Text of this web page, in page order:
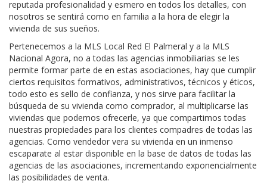
reputada profesionalidad y esmero en todos los detalles, con
nosotros se sentirá como en familia a la hora de elegir la
vivienda de sus sueños.
Pertenecemos a la MLS Local Red El Palmeral y a la MLS
Nacional Agora, no a todas las agencias inmobiliarias se les
permite formar parte de en estas asociaciones, hay que cumplir
ciertos requisitos formativos, administrativos, técnicos y éticos,
todo esto es sello de confianza, y nos sirve para facilitar la
búsqueda de su vivienda como comprador, al multiplicarse las
viviendas que podemos ofrecerle, ya que compartimos todas
nuestras propiedades para los clientes compadres de todas las
agencias. Como vendedor vera su vivienda en un inmenso
escaparate al estar disponible en la base de datos de todas las
agencias de las asociaciones, incrementando exponencialmente
las posibilidades de venta.